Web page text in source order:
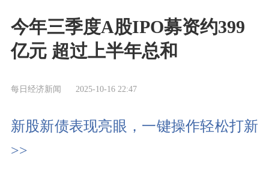
今年三季度A股IPO募资约399
亿元 超过上半年总和
每日经济新闻 2025-10-16 22:47
新股新债表现亮眼，一键操作轻松打新
>>